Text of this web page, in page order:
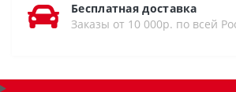
Бесплатная доставка
Заказы от 10 000р. по всей